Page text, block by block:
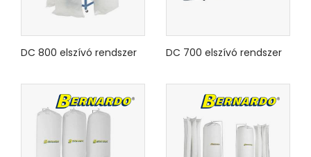
DC 800 elszívó rendszer DC 700 elszívó rendszer